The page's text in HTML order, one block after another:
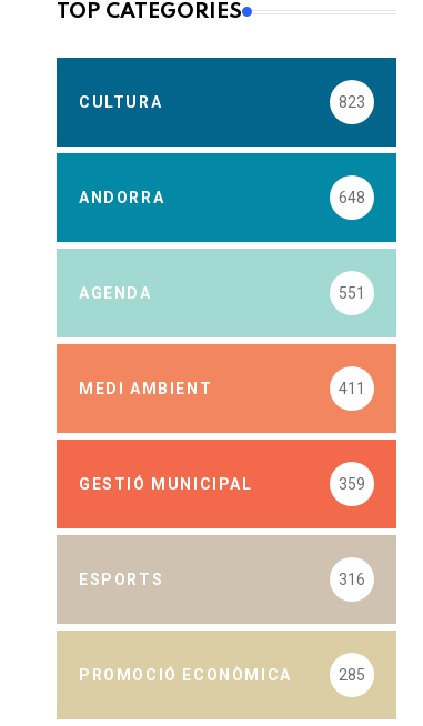
TOP CATEGORIES
CULTURA 823
ANDORRA 648
AGENDA 551
MEDI AMBIENT 411
GESTIÓ MUNICIPAL 359
ESPORTS 316
PROMOCIÓ ECONÒMICA 285